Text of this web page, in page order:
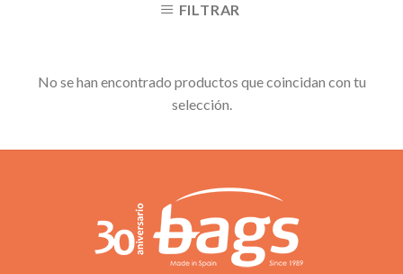
FILTRAR
No se han encontrado productos que coincidan con tu
selección.